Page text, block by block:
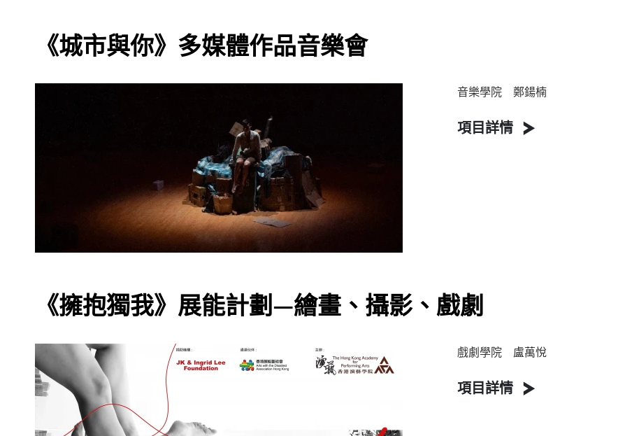
《城市與你》多媒體作品音樂會
音樂學院 鄭鍚楠
項目詳情
《擁抱獨我》展能計劃—繪畫、攝影、戲劇
戲劇學院 盧萬悅
項目詳情